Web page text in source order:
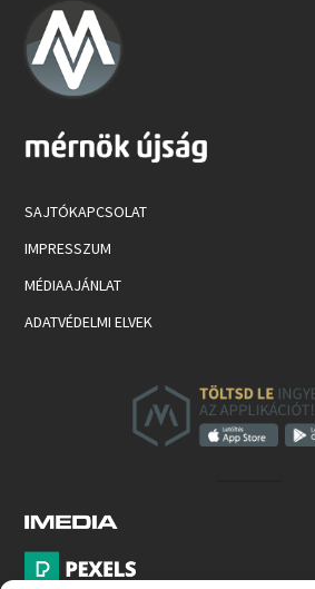
SAJTÓKAPCSOLAT
IMPRESSZUM
MÉDIAAJÁNLAT
ADATVÉDELMI ELVEK